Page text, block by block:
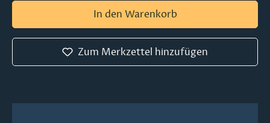
In den Warenkorb
Zum Merkzettel hinzufügen